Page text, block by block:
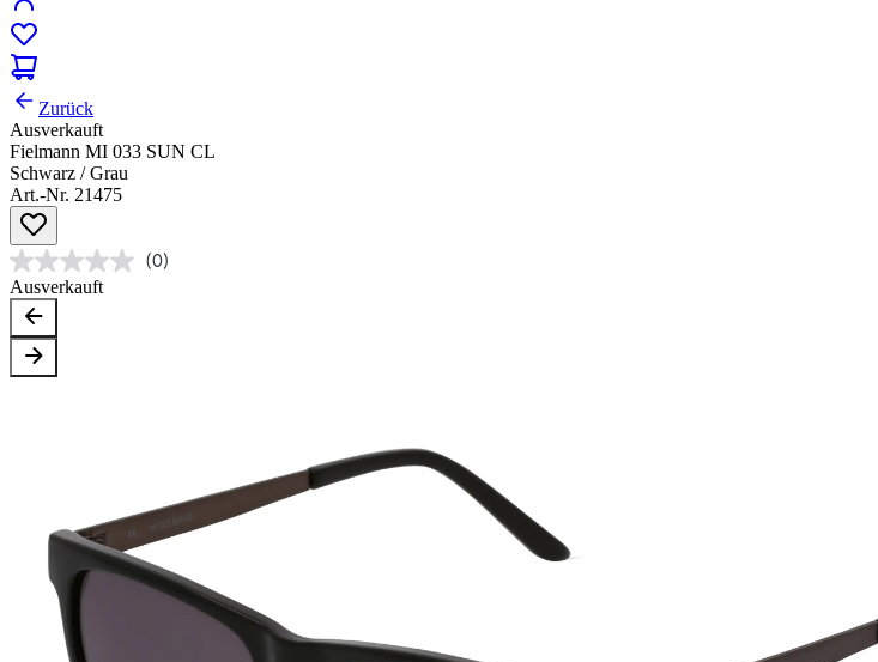
Zurück
Ausverkauft
Fielmann MI 033 SUN CL
Schwarz / Grau
Art.-Nr. 21475
(0)
Ausverkauft